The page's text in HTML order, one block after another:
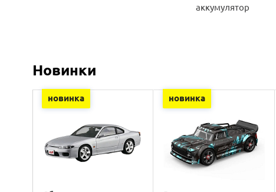
аккумулятор
Новинки
новинка новинка